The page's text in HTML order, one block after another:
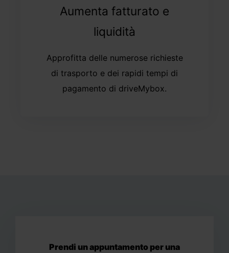
Aumenta fatturato e
liquidità
Approfitta delle numerose richieste
di trasporto e dei rapidi tempi di
pagamento di driveMybox.
Prendi un appuntamento per una